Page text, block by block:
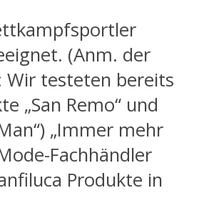
(Anm. der
Wir testeten bereits
„San Remo“ und
„Immer mehr
Fachhändler
Produkte in